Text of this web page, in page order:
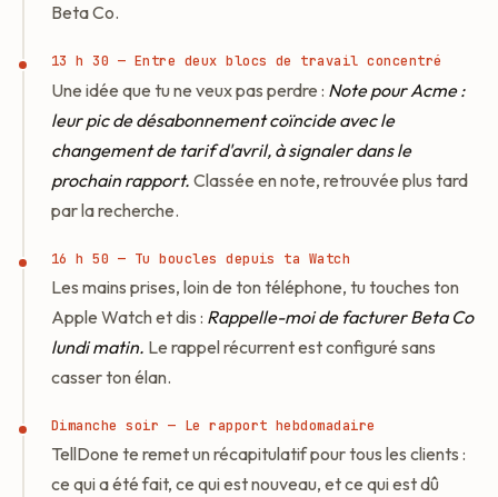
Beta Co.
13 h 30 — Entre deux blocs de travail concentré
Une idée que tu ne veux pas perdre : Note pour Acme :
leur pic de désabonnement coïncide avec le
changement de tarif d'avril, à signaler dans le
prochain rapport. Classée en note, retrouvée plus tard
par la recherche.
16 h 50 — Tu boucles depuis ta Watch
Les mains prises, loin de ton téléphone, tu touches ton
Apple Watch et dis : Rappelle-moi de facturer Beta Co
lundi matin. Le rappel récurrent est configuré sans
casser ton élan.
Dimanche soir — Le rapport hebdomadaire
TellDone te remet un récapitulatif pour tous les clients :
ce qui a été fait, ce qui est nouveau, et ce qui est dû